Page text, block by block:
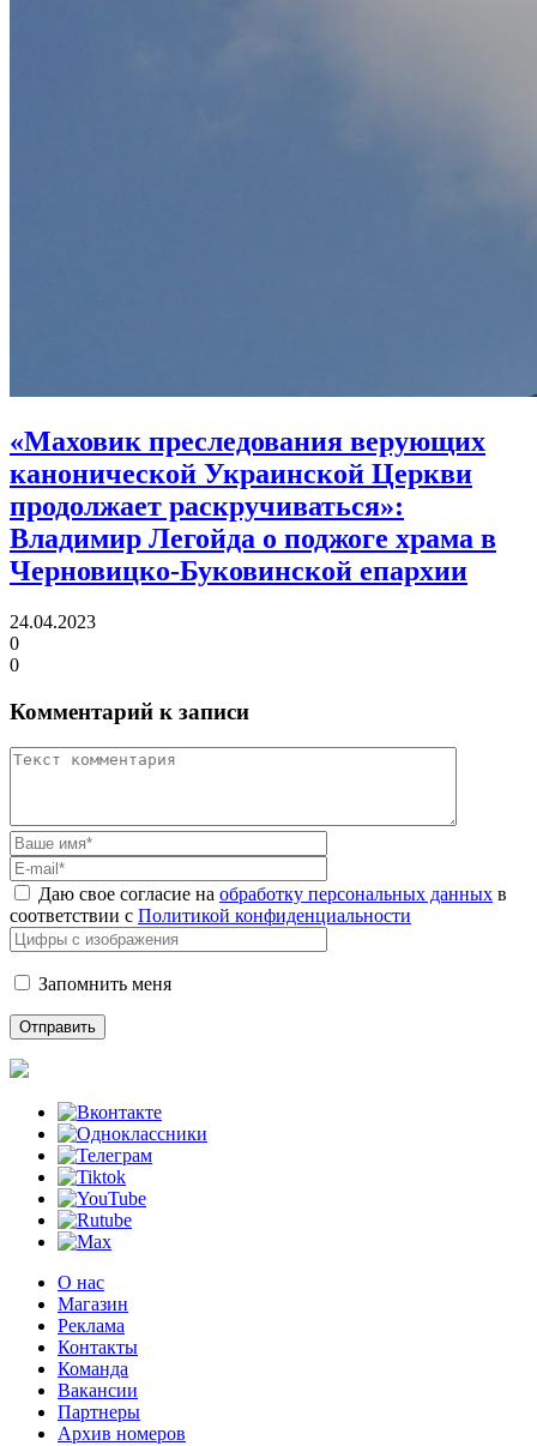
«Маховик преследования верующих
канонической Украинской Церкви
продолжает раскручиваться»:
Владимир Легойда о поджоге храма в
Черновицко-Буковинской епархии
24.04.2023
0
0
Комментарий к записи
Даю свое согласие на обработку персональных данных в
соответствии с Политикой конфиденциальности
Запомнить меня
О нас
Магазин
Реклама
Контакты
Команда
Вакансии
Партнеры
Архив номеров